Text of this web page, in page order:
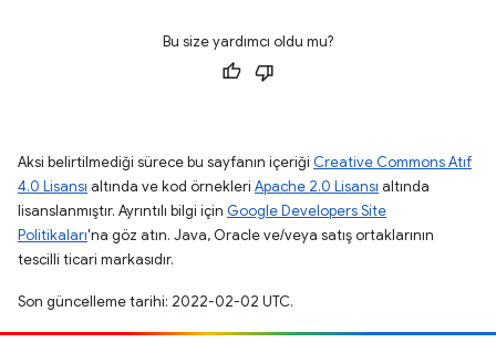
Bu size yardımcı oldu mu?
Aksi belirtilmediği sürece bu sayfanın içeriği Creative Commons Atıf
4.0 Lisansı altında ve kod örnekleri Apache 2.0 Lisansı altında
lisanslanmıştır. Ayrıntılı bilgi için Google Developers Site
Politikaları'na göz atın. Java, Oracle ve/veya satış ortaklarının
tescilli ticari markasıdır.
Son güncelleme tarihi: 2022-02-02 UTC.